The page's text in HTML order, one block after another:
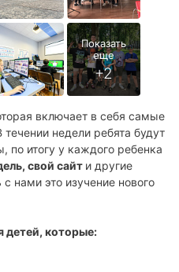
включает в себя самые
недели ребята будут
по итогу у каждого ребенка
свой сайт и другие
нами это изучение нового
детей, которые:
и хотят стать